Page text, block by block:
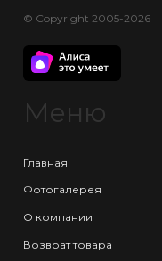
© Copyright 2005-2026
Меню
Главная
Фотогалерея
О компании
Возврат товара